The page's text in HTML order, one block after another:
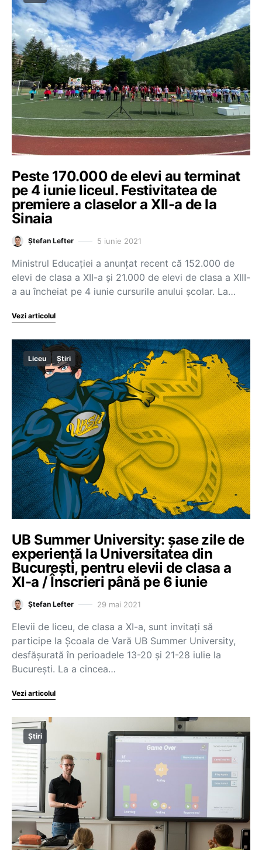
Peste 170.000 de elevi au terminat
pe 4 iunie liceul. Festivitatea de
premiere a claselor a XII-a de la
Sinaia
Ștefan Lefter 5 iunie 2021
Ministrul Educației a anunțat recent că 152.000 de
elevi de clasa a XII-a și 21.000 de elevi de clasa a XIII-
a au încheiat pe 4 iunie cursurile anului școlar. La…
Vezi articolul
Liceu Știri
UB Summer University: șase zile de
experiență la Universitatea din
București, pentru elevii de clasa a
XI-a / Înscrieri până pe 6 iunie
Ștefan Lefter 29 mai 2021
Elevii de liceu, de clasa a XI-a, sunt invitați să
participe la Școala de Vară UB Summer University,
desfășurată în perioadele 13-20 și 21-28 iulie la
București. La a cincea…
Vezi articolul
Știri